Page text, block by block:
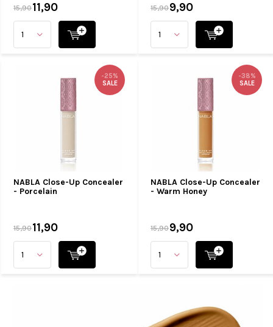
15,9011,90 15,909,90
NABLA Close-Up Concealer
- Porcelain
-25%
SALE
15,9011,90
NABLA Close-Up Concealer
- Warm Honey
-38%
SALE
15,909,90